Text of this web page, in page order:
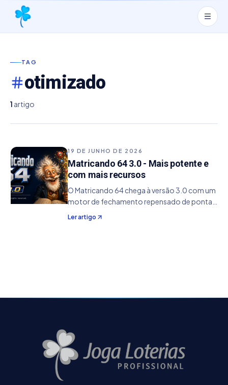
TAG
otimizado
1 artigo
19 DE JUNHO DE 2026
Matricando 64 3.0 - Mais potente e
com mais recursos
O Matricando 64 chega à versão 3.0 com um
motor de fechamento repensado de ponta a
ponta: mais rápido, mais eficiente no uso de
memória e dos núcleos do processador, e
Ler artigo